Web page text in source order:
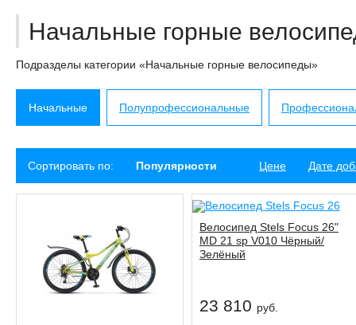
Начальные горные
Подразделы категории «Начальные горные велосипеды»
Начальные Полупрофессиональные
Сортировать по: Популярности Цене Дате
Велосипед Stels Focus 26"
MD 21 sp V010 Чёрный/
Зелёный
23 810 руб.